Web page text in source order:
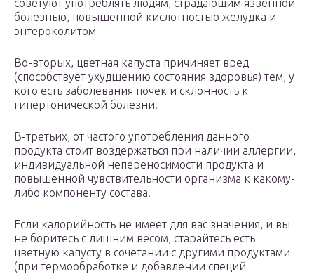
советуют употреблять людям, страдающим язвенной
болезнью, повышенной кислотностью желудка и
энтероколитом
Во-вторых, цветная капуста причиняет вред
(способствует ухудшению состояния здоровья) тем, у
кого есть заболевания почек и склонность к
гипертонической болезни.
В-третьих, от частого употребления данного
продукта стоит воздержаться при наличии аллергии,
индивидуальной непереносимости продукта и
повышенной чувствительности организма к какому-
либо компоненту состава.
Если калорийность не имеет для вас значения, и вы
не боритесь с лишним весом, старайтесь есть
цветную капусту в сочетании с другими продуктами
(при термообработке и добавлении специй